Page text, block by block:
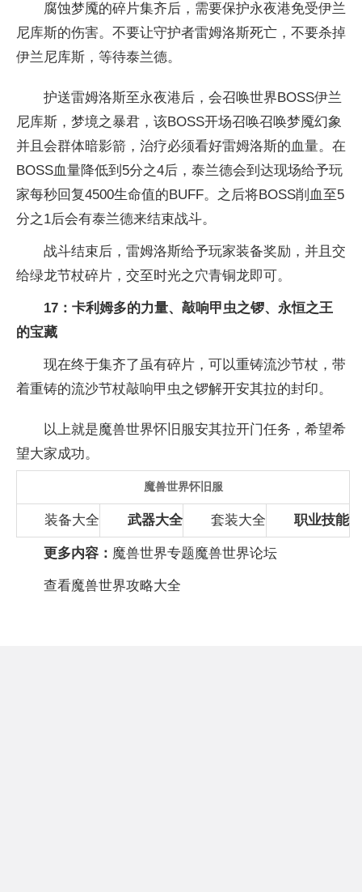
腐蚀梦魇的碎片集齐后，需要保护永夜港免受伊兰
尼库斯的伤害。不要让守护者雷姆洛斯死亡，不要杀掉
伊兰尼库斯，等待泰兰德。
护送雷姆洛斯至永夜港后，会召唤世界BOSS伊兰
尼库斯，梦境之暴君，该BOSS开场召唤召唤梦魇幻象
并且会群体暗影箭，治疗必须看好雷姆洛斯的血量。在
BOSS血量降低到5分之4后，泰兰德会到达现场给予玩
家每秒回复4500生命值的BUFF。之后将BOSS削血至5
分之1后会有泰兰德来结束战斗。
战斗结束后，雷姆洛斯给予玩家装备奖励，并且交
给绿龙节杖碎片，交至时光之穴青铜龙即可。
17：卡利姆多的力量、敲响甲虫之锣、永恒之王
的宝藏
现在终于集齐了虽有碎片，可以重铸流沙节杖，带
着重铸的流沙节杖敲响甲虫之锣解开安其拉的封印。
以上就是魔兽世界怀旧服安其拉开门任务，希望希
望大家成功。
魔兽世界怀旧服
装备大全 武器大全 套装大全 职业技能
更多内容： 魔兽世界专题魔兽世界论坛
查看魔兽世界攻略大全